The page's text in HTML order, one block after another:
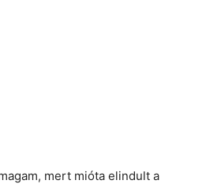
mert mióta elindult a